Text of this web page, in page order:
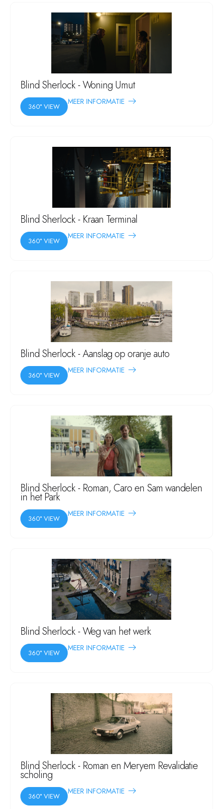
Blind Sherlock - Woning Umut
360° VIEW
MEER INFORMATIE
Blind Sherlock - Kraan Terminal
360° VIEW
MEER INFORMATIE
Blind Sherlock - Aanslag op oranje auto
360° VIEW
MEER INFORMATIE
Blind Sherlock - Roman, Caro en Sam wandelen
in het Park
360° VIEW
MEER INFORMATIE
Blind Sherlock - Weg van het werk
360° VIEW
MEER INFORMATIE
Blind Sherlock - Roman en Meryem Revalidatie
scholing
360° VIEW
MEER INFORMATIE